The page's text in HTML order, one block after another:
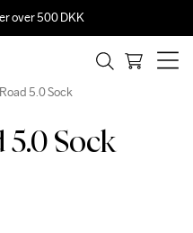
over 500 DKK
5.0 Sock
5.0 Sock